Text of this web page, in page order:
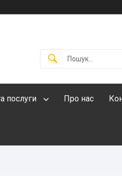
послуги Про нас